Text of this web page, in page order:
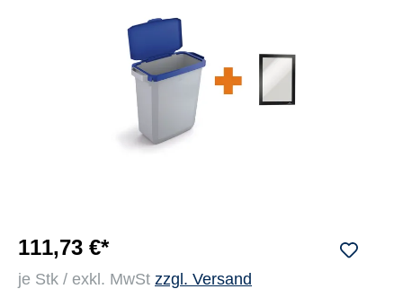
111,73 €*
je Stk / exkl. MwSt zzgl. Versand